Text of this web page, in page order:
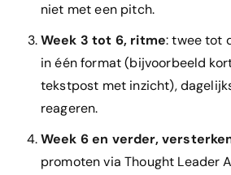
niet met een pitch.
Week 3 tot 6, ritme: twee tot
in één format (bijvoorbeeld
tekstpost met inzicht),
reageren.
Week 6 en verder,
promoten via Thought Leader